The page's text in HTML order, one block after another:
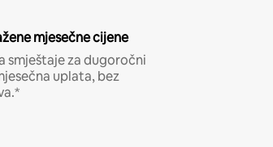
mjesečne cijene
smještaje za dugoročni
uplata, bez